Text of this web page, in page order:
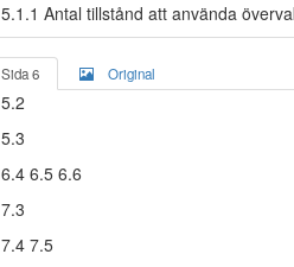
5.1.1 Antal tillstånd att använda
Sida 6 Original
5.2
5.3
6.4 6.5 6.6
7.3
7.4 7.5